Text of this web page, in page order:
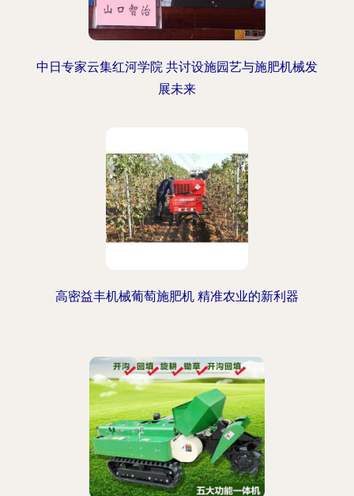
中日专家云集红河学院 共讨设施园艺与施肥机械发
展未来
高密益丰机械葡萄施肥机 精准农业的新利器